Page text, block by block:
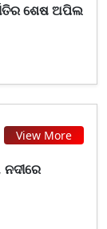
ଶେଷ ଅପିଲ
View More
ନଦୀରେ